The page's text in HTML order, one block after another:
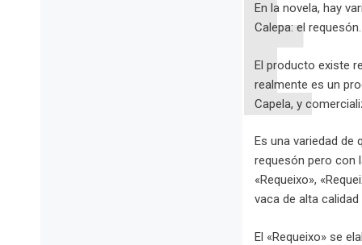
En la novela, hay
Calepa: el requesón.
El producto existe
realmente es un
Capela, y
Es una variedad de
requesón pero con
«Requeixo»,
vaca de alta
El «Requeixo» se